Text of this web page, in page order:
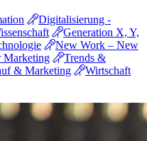
Digitalisierung -
Generation X, Y,
New Work – New
Marketing
Trends &
& Marketing
Wirtschaft